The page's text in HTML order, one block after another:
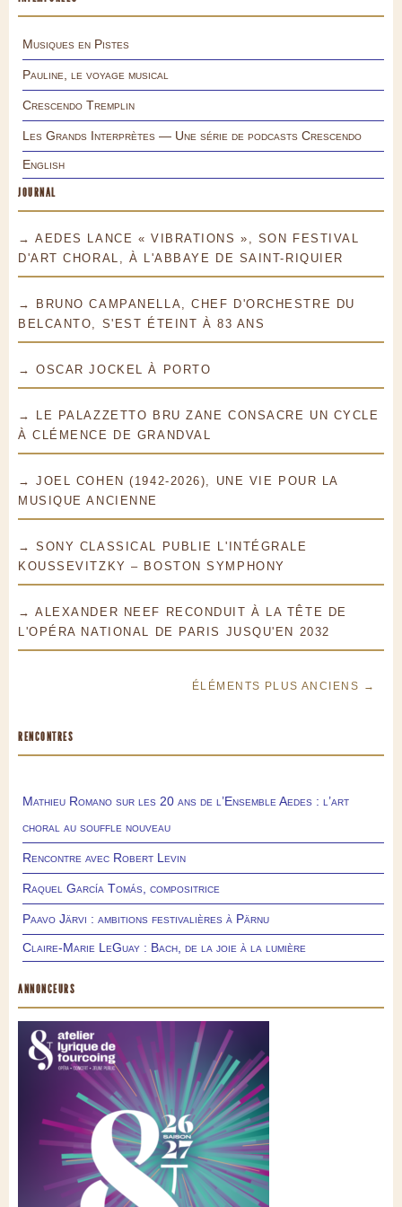
Musiques en Pistes
Pauline, le voyage musical
Crescendo Tremplin
Les Grands Interprètes — Une série de podcasts Crescendo
English
JOURNAL
→ AEDES LANCE « VIBRATIONS », SON FESTIVAL
D'ART CHORAL, À L'ABBAYE DE SAINT-RIQUIER
→ BRUNO CAMPANELLA, CHEF D'ORCHESTRE DU
BELCANTO, S'EST ÉTEINT À 83 ANS
→ OSCAR JOCKEL À PORTO
→ LE PALAZZETTO BRU ZANE CONSACRE UN CYCLE
À CLÉMENCE DE GRANDVAL
→ JOEL COHEN (1942-2026), UNE VIE POUR LA
MUSIQUE ANCIENNE
→ SONY CLASSICAL PUBLIE L'INTÉGRALE
KOUSSEVITZKY – BOSTON SYMPHONY
→ ALEXANDER NEEF RECONDUIT À LA TÊTE DE
L'OPÉRA NATIONAL DE PARIS JUSQU'EN 2032
ÉLÉMENTS PLUS ANCIENS →
RENCONTRES
Mathieu Romano sur les 20 ans de l’Ensemble Aedes : l’art
choral au souffle nouveau
Rencontre avec Robert Levin
Raquel García Tomás, compositrice
Paavo Järvi : ambitions festivalières à Pärnu
Claire-Marie LeGuay : Bach, de la joie à la lumière
ANNONCEURS